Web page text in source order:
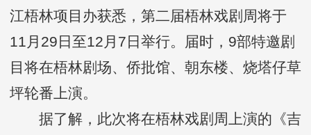
江梧林项目办获悉，第二届梧林戏剧周将于
11月29日至12月7日举行。届时，9部特邀剧
目将在梧林剧场、侨批馆、朝东楼、烧塔仔草
坪轮番上演。
据了解，此次将在梧林戏剧周上演的《吉